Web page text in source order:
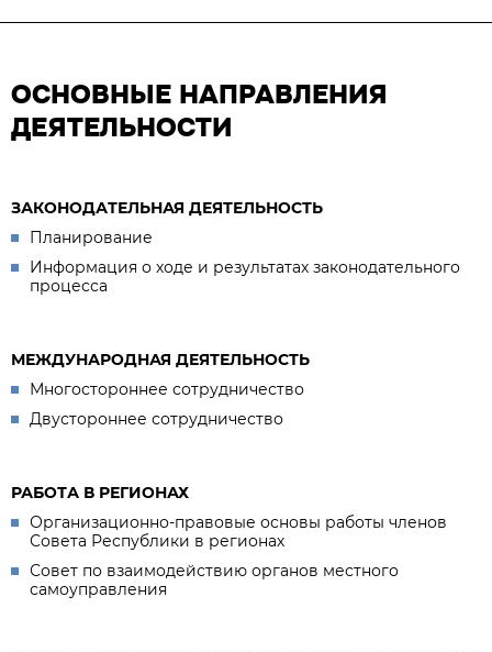
ОСНОВНЫЕ НАПРАВЛЕНИЯ
ДЕЯТЕЛЬНОСТИ
ЗАКОНОДАТЕЛЬНАЯ ДЕЯТЕЛЬНОСТЬ
Планирование
Информация о ходе и результатах законодательного
процесса
МЕЖДУНАРОДНАЯ ДЕЯТЕЛЬНОСТЬ
Многостороннее сотрудничество
Двустороннее сотрудничество
РАБОТА В РЕГИОНАХ
Организационно-правовые основы работы членов
Совета Республики в регионах
Совет по взаимодействию органов местного
самоуправления